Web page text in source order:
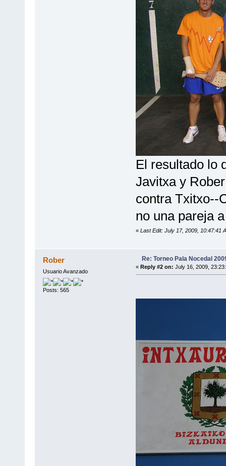
El resultado lo
Javitxa y
contra Txitxo--
no una pareja
« Last Edit: July 17, 2009, 10:47:41
Rober
Usuario Avanzado
Posts: 565
Re: Torneo Pala Nocedal
« Reply #2 on: July 16, 2009,